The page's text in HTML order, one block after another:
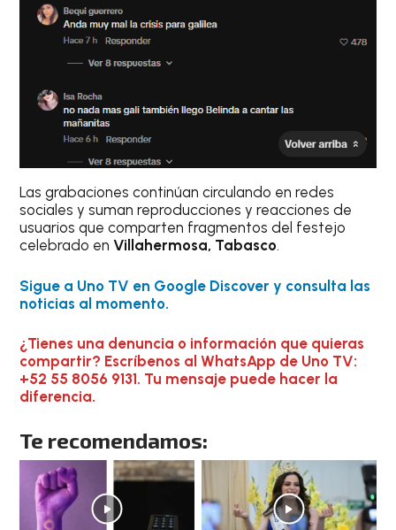
Las grabaciones continúan circulando en redes
sociales y suman reproducciones y reacciones de
usuarios que comparten fragmentos del festejo
celebrado enVillahermosa, Tabasco.
Sigue a Uno TV en Google Discover y consulta las
noticias al momento.
¿Tienes una denuncia o información que quieras
compartir? Escríbenos al WhatsApp de Uno TV:
+52 55 8056 9131. Tu mensaje puede hacer la
diferencia.
Te recomendamos: